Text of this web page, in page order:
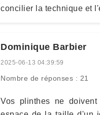
concilier la technique et
Dominique Barbier
2025-06-13 04:39:59
Nombre de réponses : 21
Vos plinthes ne